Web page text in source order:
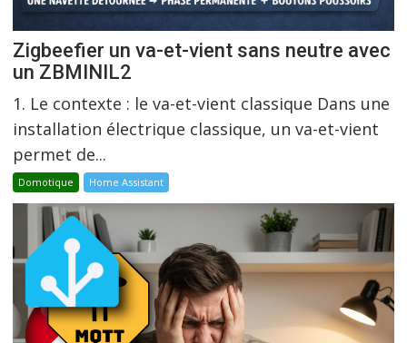
Zigbeefier un va-et-vient sans neutre avec
un ZBMINIL2
1. Le contexte : le va-et-vient classique Dans une
installation électrique classique, un va-et-vient
permet de...
Domotique Home Assistant